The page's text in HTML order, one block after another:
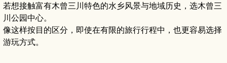
若想接触富有木曾三川特色的水乡风景与地域历史，选木曾三
川公园中心。
像这样按目的区分，即使在有限的旅行行程中，也更容易选择
游玩方式。